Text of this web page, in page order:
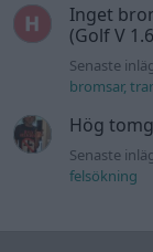
Inget
(Golf V
Senaste
bromsar,
Hög
Senaste
felsökning